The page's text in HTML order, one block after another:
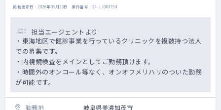
掲載更新日 : 2026年06月23日 案件番号 : 24-JJ004754
担当エージェントより
・東海地区で健診事業を行っているクリニックを複数持つ法人
での募集です。
・内視鏡検査をメインとしてご勤務頂けます。
・時間外のオンコール等なく、オンオフメリハリのついた勤務
が可能です。
勤務地 岐阜県美濃加茂市